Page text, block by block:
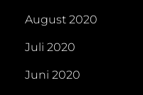
August 2020
Juli 2020
Juni 2020